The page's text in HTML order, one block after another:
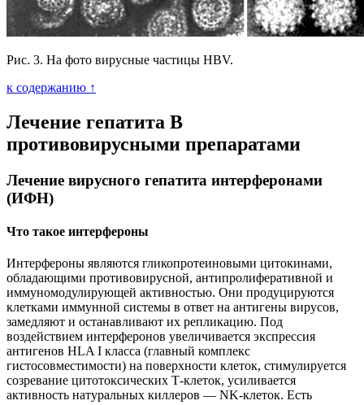
Рис. 3. На фото вирусные частицы HBV.
к содержанию ↑
Лечение гепатита В
противовирусными препаратами
Лечение вирусного гепатита интерферонами
(ИФН)
Что такое интерфероны
Интерфероны являются гликопротеиновыми цитокинами,
обладающими противовирусной, антипролиферативной и
иммуномодулирующей активностью. Они продуцируются
клетками иммунной системы в ответ на антигены вирусов,
замедляют и останавливают их репликацию. Под
воздействием интерферонов увеличивается экспрессия
антигенов HLA I класса (главный комплекс
гистосовместимости) на поверхности клеток, стимулируется
созревание цитотоксических Т-клеток, усиливается
активность натуральных киллеров — NK-клеток. Есть